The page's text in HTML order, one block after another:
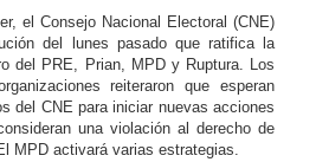
de
y
el Consejo Nacional Electoral (CNE)
del lunes pasado que ratifica la
del PRE, Prian, MPD y Ruptura. Los
reiteraron que esperan
del CNE para iniciar nuevas acciones
una violación al derecho de
MPD activará varias estrategias.